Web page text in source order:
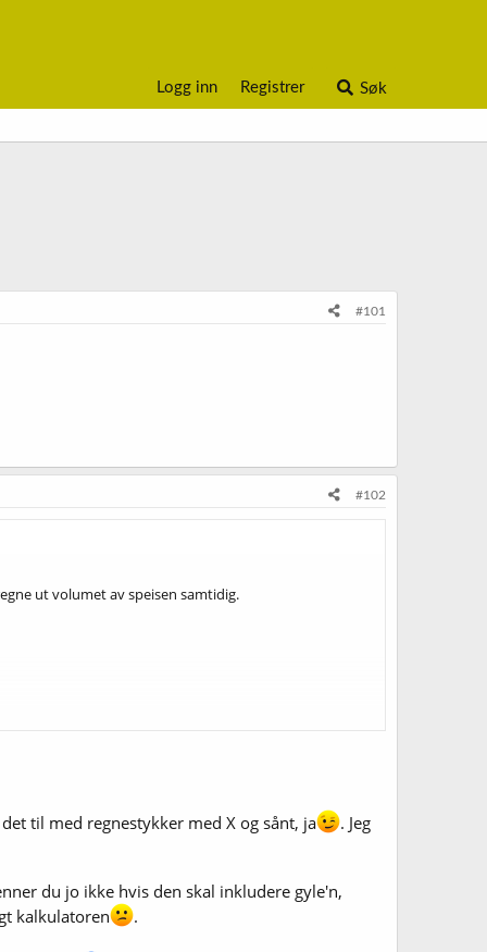
Logg inn Registrer Søk
#101
#102
ut volumet av speisen samtidig.
til med regnestykker med X og sånt, ja
. Jeg
du jo ikke hvis den skal inkludere gyle'n,
kalkulatoren
.